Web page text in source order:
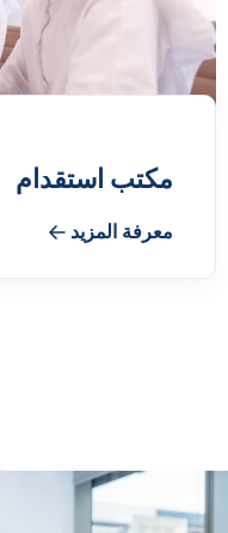
مكتب استقدام
معرفة المزيد